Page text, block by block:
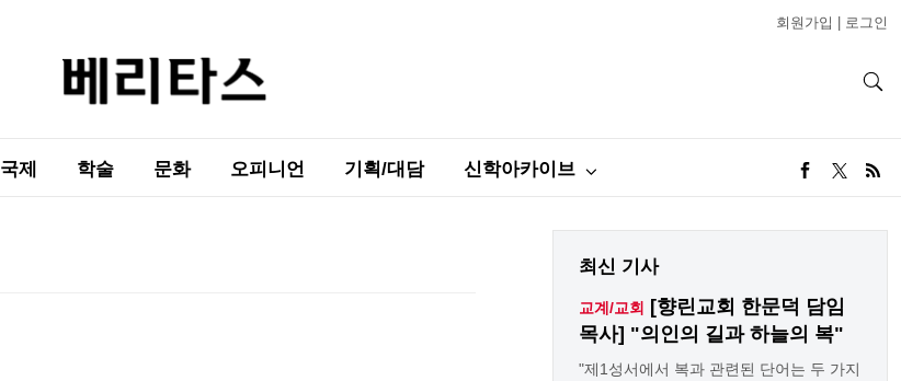
회원가입 로그인
국제 학술 문화 오피니언 기획/대담 신학아카이브
최신 기사
교계/교회
[향린교회 한문덕 담임
목사] "의인의 길과 하늘의 복"
"제1성서에서 복과 관련된 단어는 두 가지